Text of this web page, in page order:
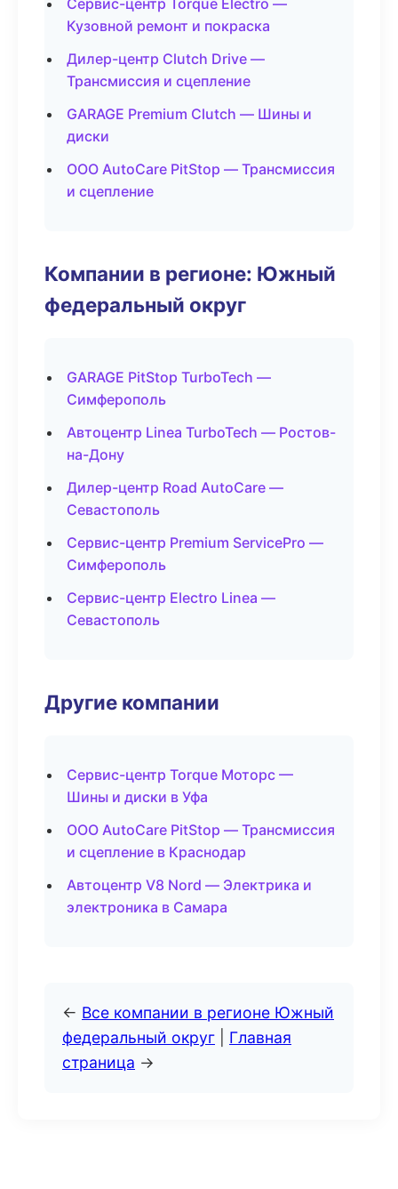
Сервис-центр Torque Electro —
Кузовной ремонт и покраска
Дилер-центр Clutch Drive —
Трансмиссия и сцепление
GARAGE Premium Clutch — Шины и
диски
ООО AutoCare PitStop — Трансмиссия
и сцепление
Компании в регионе: Южный
федеральный округ
GARAGE PitStop TurboTech —
Симферополь
Автоцентр Linea TurboTech — Ростов-
на-Дону
Дилер-центр Road AutoCare —
Севастополь
Сервис-центр Premium ServicePro —
Симферополь
Сервис-центр Electro Linea —
Севастополь
Другие компании
Сервис-центр Torque Моторс —
Шины и диски в Уфа
ООО AutoCare PitStop — Трансмиссия
и сцепление в Краснодар
Автоцентр V8 Nord — Электрика и
электроника в Самара
← Все компании в регионе Южный
федеральный округ
Главная
страница →